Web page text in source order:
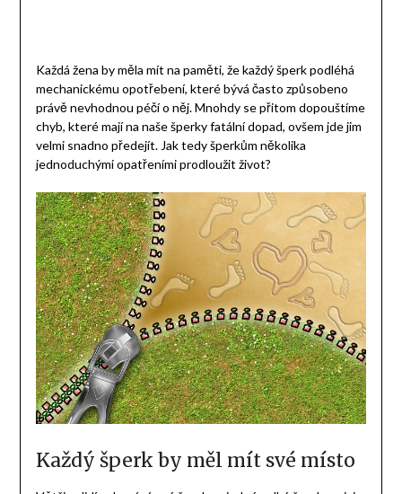
Každá žena by měla mít na paměti, že každý šperk podléhá
mechanickému opotřebení, které bývá často způsobeno
právě nevhodnou péčí o něj. Mnohdy se přitom dopouštíme
chyb, které mají na naše šperky fatální dopad, ovšem jde jim
velmi snadno předejít. Jak tedy šperkům několika
jednoduchými opatřeními prodloužit život?
Každý šperk by měl mít své místo